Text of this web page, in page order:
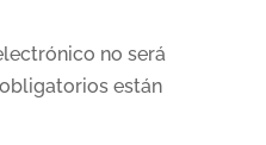
no será
están